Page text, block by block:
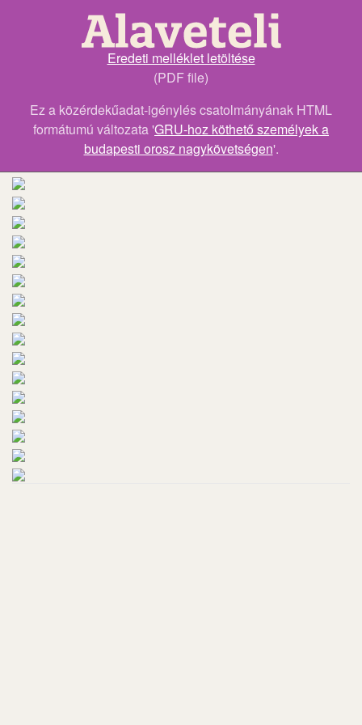
Eredeti melléklet letöltése
(PDF file)
Ez a közérdekűadat-igénylés csatolmányának HTML
formátumú változata 'GRU-hoz köthető személyek a
budapesti orosz nagykövetségen'.